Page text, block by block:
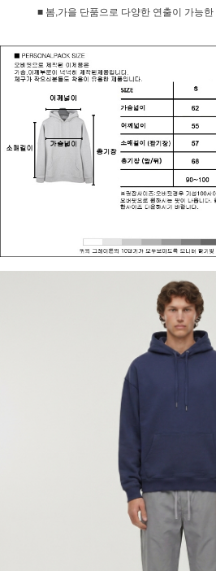
■ 봄,가을 단품으로 다양한 연출이 가능